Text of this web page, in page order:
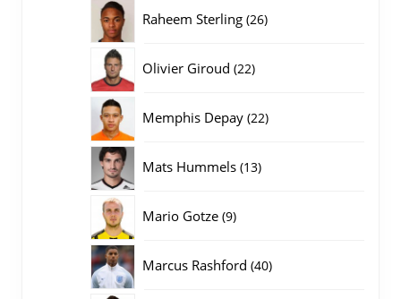
Raheem Sterling 2626
Olivier Giroud 2222
Memphis Depay 2222
Mats Hummels 1313
Mario Gotze 99
Marcus Rashford 4040